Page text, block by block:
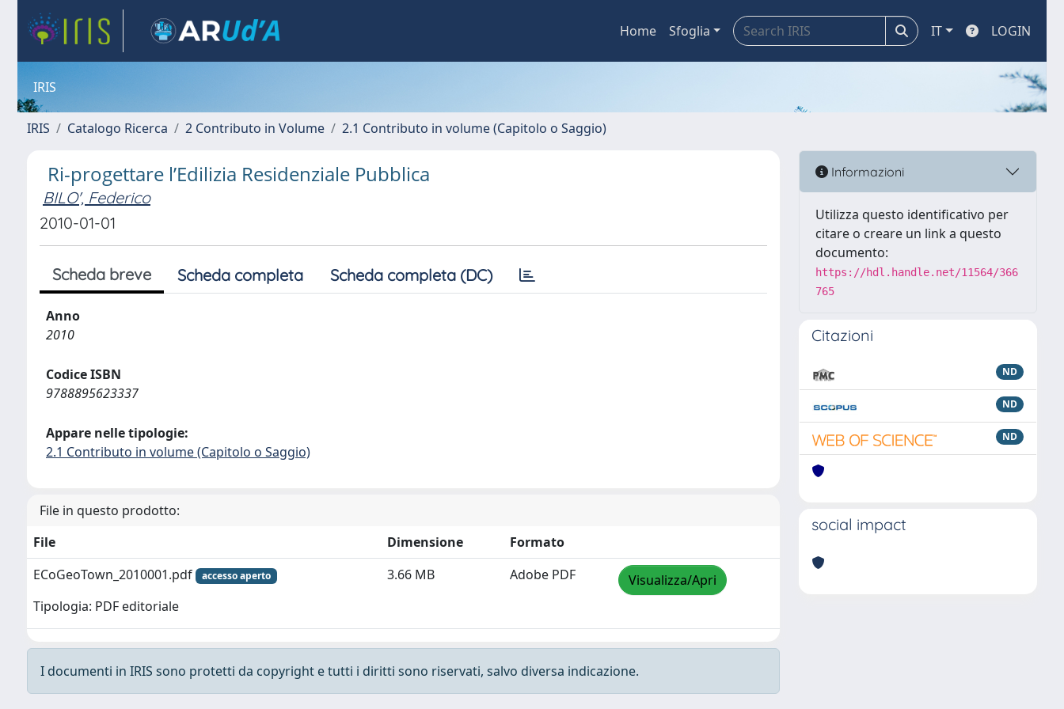
Home Sfoglia IT LOGIN
IRIS
IRIS Catalogo Ricerca 2 Contributo in Volume 2.1 Contributo in volume (Capitolo o Saggio)
Ri-progettare l’Edilizia Residenziale Pubblica
BILO', Federico
2010-01-01
Scheda breve Scheda completa Scheda completa (DC)
Anno
2010
Codice ISBN
9788895623337
Appare nelle tipologie:
2.1 Contributo in volume (Capitolo o Saggio)
File in questo prodotto:
File
Dimensione
Formato
ECoGeoTown_2010001.pdf
accesso aperto
Tipologia: PDF editoriale
3.66 MB Adobe PDF Visualizza/Apri
I documenti in IRIS sono protetti da copyright e tutti i diritti sono riservati, salvo diversa indicazione.
Informazioni
Utilizza questo identificativo per
citare o creare un link a questo
documento:
https://hdl.handle.net/11564/366
765
Citazioni
ND
ND
ND
social impact